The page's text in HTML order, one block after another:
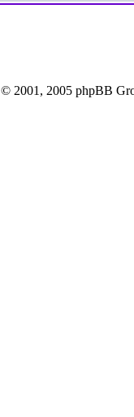
© 2001, 2005 phpBB